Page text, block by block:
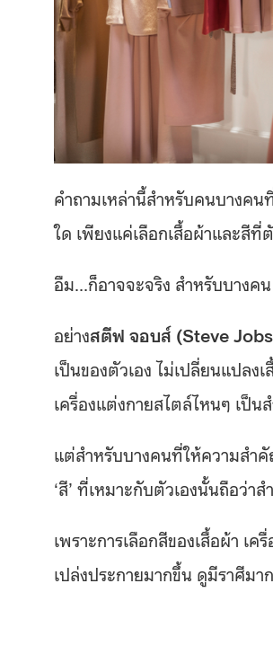
คำถามเหล่านี้สำหรับคนบางคน
ใด เพียงแค่เลือกเสื้อผ้าและสี
อืม…ก็อาจจะจริง สำหรับบางคน
อย่างสตีฟ จอบส์ (Steve
เป็นของตัวเอง ไม่เปลี่ยนแปลง
เครื่องแต่งกายสไตล์ไหนๆ เป็น
แต่สำหรับบางคนที่ให้ความสำคั
‘สี’ ที่เหมาะกับตัวเองนั้นถือว่า
เพราะการเลือกสีของเสื้อผ้า เ
เปล่งประกายมากขึ้น ดูมีราศีม